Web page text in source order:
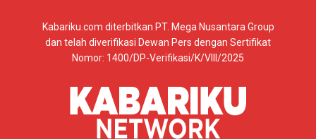
Kabariku.com diterbitkan PT. Mega Nusantara Group
dan telah diverifikasi Dewan Pers dengan Sertifikat
Nomor: 1400/DP-Verifikasi/K/VIII/2025